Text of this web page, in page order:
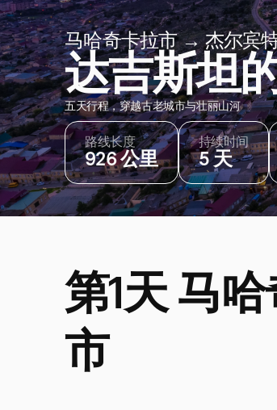
马哈奇卡拉市 → 杰尔宾
达吉斯坦
五天行程，穿越古老城市与壮丽山河
路线长度
926 公里
持续时间
5 天
第1天 马
市